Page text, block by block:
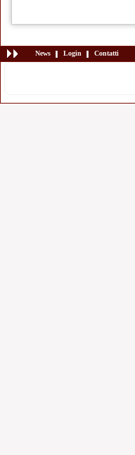
News Login Contatti